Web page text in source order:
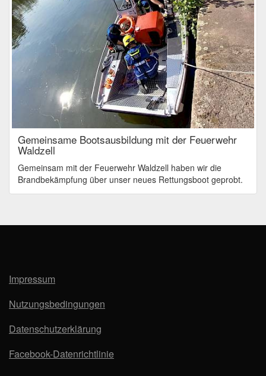
Gemeinsame Bootsausbildung mit der Feuerwehr
Waldzell
Gemeinsam mit der Feuerwehr Waldzell haben wir die
Brandbekämpfung über unser neues Rettungsboot geprobt.
Impressum
Nutzungsbedingungen
Datenschutzerklärung
Facebook-Datenrichtlinie